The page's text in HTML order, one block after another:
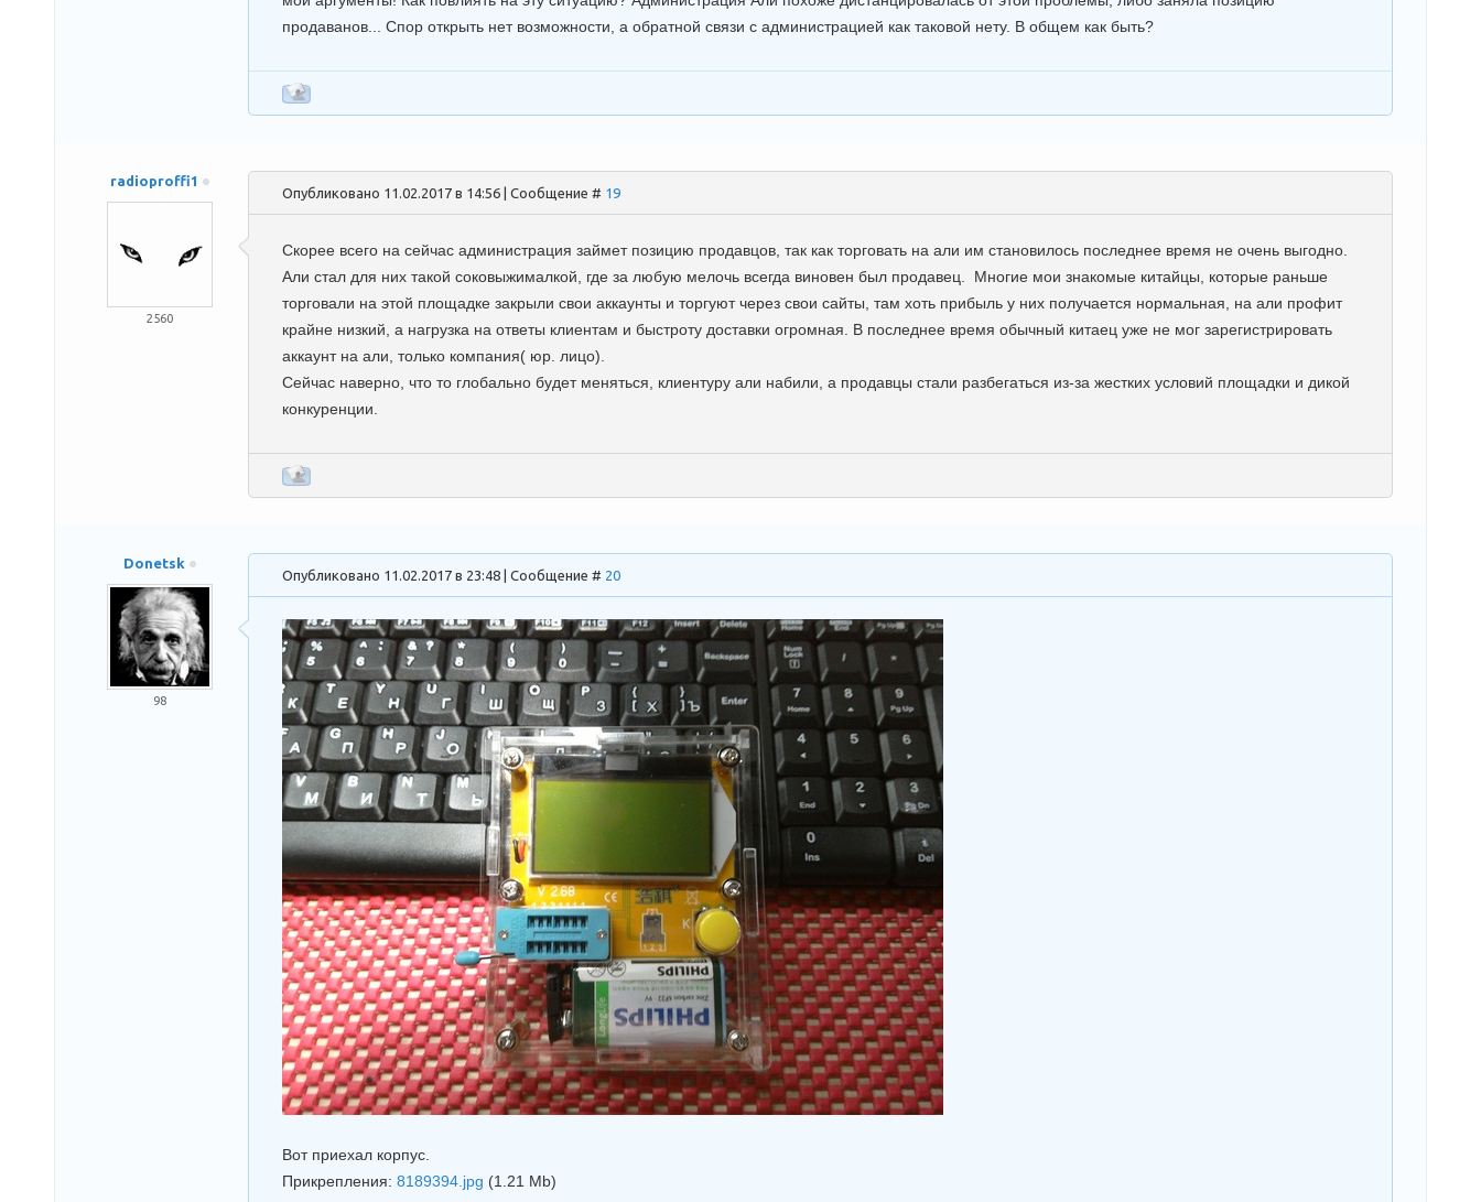
продаванов... Спор открыть нет возможности, а обратной связи с администрацией как таковой нету. В общем как быть?
radioproffi1
2560
Опубликовано 11.02.2017 в 14:56 | Сообщение # 19
Скорее всего на сейчас администрация займет позицию продавцов, так как торговать на али им становилось последнее время не очень выгодно.
Али стал для них такой соковыжималкой, где за любую мелочь всегда виновен был продавец. Многие мои знакомые китайцы, которые раньше
торговали на этой площадке закрыли свои аккаунты и торгуют через свои сайты, там хоть прибыль у них получается нормальная, на али профит
крайне низкий, а нагрузка на ответы клиентам и быстроту доставки огромная. В последнее время обычный китаец уже не мог зарегистрировать
аккаунт на али, только компания( юр. лицо).
Сейчас наверно, что то глобально будет меняться, клиентуру али набили, а продавцы стали разбегаться из-за жестких условий площадки и дикой
конкуренции.
Donetsk
98
Опубликовано 11.02.2017 в 23:48 | Сообщение # 20
Вот приехал корпус.
Прикрепления: 8189394.jpg (1.21 Mb)